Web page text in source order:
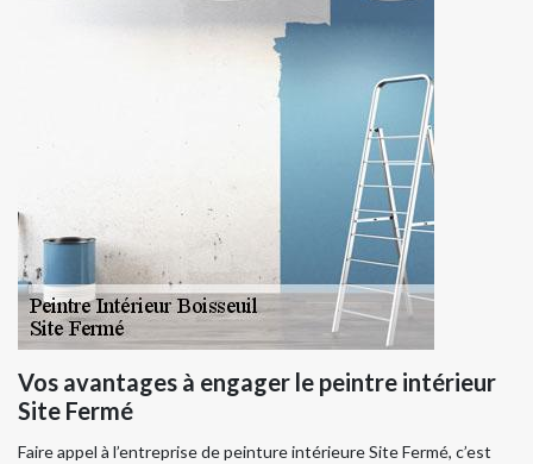
Vos avantages à engager le peintre intérieur
Site Fermé
Faire appel à l’entreprise de peinture intérieure Site Fermé, c’est